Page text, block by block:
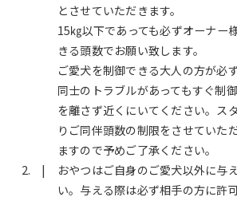
とさせていただきます。
15㎏以下であっても必ずオーナー
きる頭数でお願い致します。
ご愛犬を制御できる大人の方が必
同士のトラブルがあってもすぐ制
を離さず近くにいてください。ス
りご同伴頭数の制限をさせていた
ますので予めご了承ください。
おやつはご自身のご愛犬以外に与
い。与える際は必ず相手の方に許